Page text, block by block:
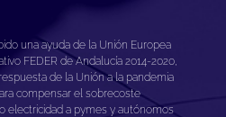
una ayuda de la Unión Europea
FEDER de Andalucía 2014-2020,
de la Unión a la pandemia
compensar el sobrecoste
electricidad a pymes y autónomos